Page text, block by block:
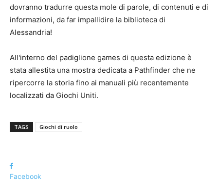
dovranno tradurre questa mole di parole, di contenuti e di
informazioni, da far impallidire la biblioteca di
Alessandria!
All'interno del padiglione games di questa edizione è
stata allestita una mostra dedicata a Pathfinder che ne
ripercorre la storia fino ai manuali più recentemente
localizzati da Giochi Uniti.
TAGS Giochi di ruolo
Facebook